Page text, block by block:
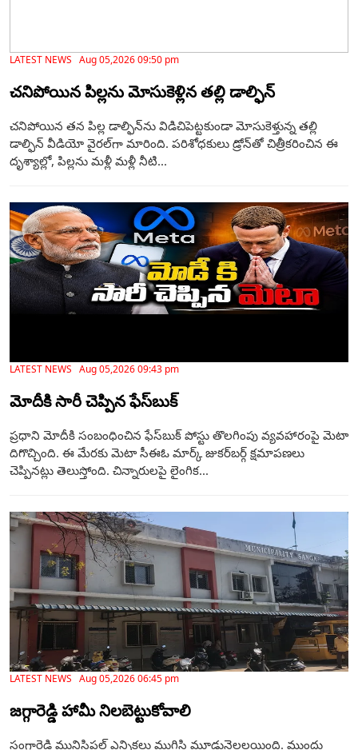
LATEST NEWS Aug 05,2026 09:50 pm
చనిపోయిన పిల్లను మోసుకెళ్లిన తల్లి డాల్ఫిన్
చనిపోయిన తన పిల్ల డాల్ఫిన్‌ను విడిచిపెట్టకుండా మోసుకెళ్తున్న తల్లి
డాల్ఫిన్ వీడియో వైరల్‌గా మారింది. పరిశోధకులు డ్రోన్‌తో చిత్రీకరించిన ఈ
దృశ్యాల్లో, పిల్లను మళ్లీ మళ్లీ నీటి...
LATEST NEWS Aug 05,2026 09:43 pm
మోదీకి సారీ చెప్పిన ఫేస్‌బుక్
ప్రధాని మోదీకి సంబంధించిన ఫేస్‌బుక్‌ పోస్టు తొలగింపు వ్యవహారంపై మెటా
దిగొచ్చింది. ఈ మేరకు మెటా సీఈఓ మార్క్‌ జుకర్‌బర్గ్‌ క్షమాపణలు
చెప్పినట్లు తెలుస్తోంది. చిన్నారులపై లైంగిక...
LATEST NEWS Aug 05,2026 06:45 pm
జగ్గారెడ్డి హామీ నిలబెట్టుకోవాలి
సంగారెడ్డి మునిసిపల్ ఎన్నికలు ముగిసి మూడునెలలయింది. ముందు